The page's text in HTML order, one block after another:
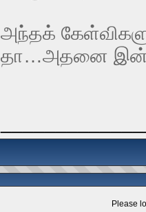
அந்தக்
தா…அதனை
Please